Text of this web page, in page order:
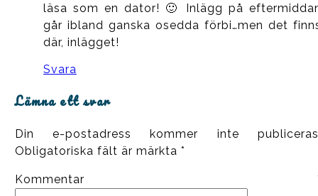
läsa som en dator! 🙂 Inlägg på
går ibland ganska osedda förbi…men det
där, inlägget!
Svara
Lämna ett svar
Din e-postadress kommer inte
Obligatoriska fält är märkta *
Kommentar